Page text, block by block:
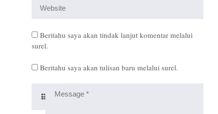
Beritahu saya akan tindak lanjut komentar melalui
surel.
Beritahu saya akan tulisan baru melalui surel.